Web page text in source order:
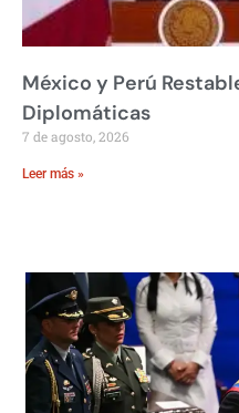
México y Perú
Diplomáticas
7 de agosto, 2026
Leer más »